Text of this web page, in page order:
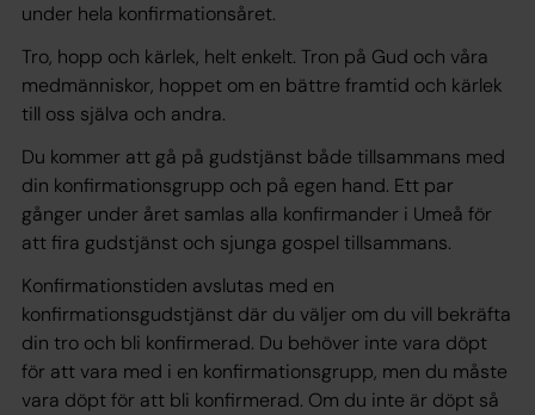
under hela konfirmationsåret.
Tro, hopp och kärlek, helt enkelt. Tron på Gud och våra
medmänniskor, hoppet om en bättre framtid och kärlek
till oss själva och andra.
Du kommer att gå på gudstjänst både tillsammans med
din konfirmationsgrupp och på egen hand. Ett par
gånger under året samlas alla konfirmander i Umeå för
att fira gudstjänst och sjunga gospel tillsammans.
Konfirmationstiden avslutas med en
konfirmationsgudstjänst där du väljer om du vill bekräfta
din tro och bli konfirmerad. Du behöver inte vara döpt
för att vara med i en konfirmationsgrupp, men du måste
vara döpt för att bli konfirmerad. Om du inte är döpt så